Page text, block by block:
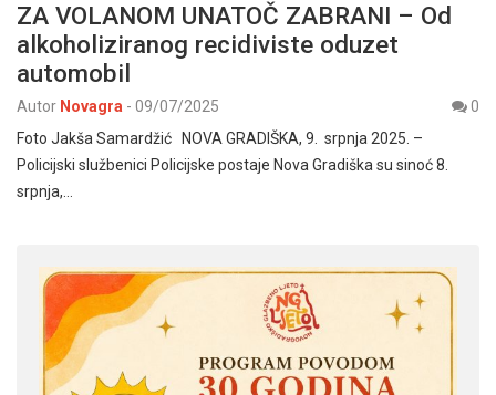
ZA VOLANOM UNATOČ ZABRANI – Od
alkoholiziranog recidiviste oduzet
automobil
Autor Novagra - 09/07/2025
0
Foto Jakša Samardžić NOVA GRADIŠKA, 9. srpnja 2025. –
Policijski službenici Policijske postaje Nova Gradiška su sinoć 8.
srpnja,…